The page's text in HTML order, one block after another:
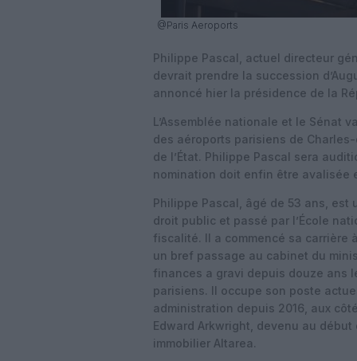
@Paris Aeroports
Philippe Pascal, actuel directeur
devrait prendre la succession
annoncé hier la présidence de la
L’Assemblée nationale et le Sénat
des aéroports parisiens de
de l’État. Philippe Pascal sera
nomination doit enfin être avalisée
Philippe Pascal, âgé de 53 ans, est
droit public et passé par l’École
fiscalité. Il a commencé sa
un bref passage au cabinet du
finances a gravi depuis douze ans
parisiens. Il occupe son poste
administration depuis 2016, aux
Edward Arkwright, devenu au
immobilier Altarea.